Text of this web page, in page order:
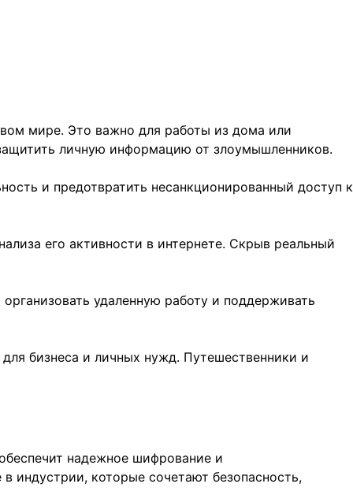
мире. Это важно для работы из дома или
личную информацию от злоумышленников.
и предотвратить несанкционированный доступ к
его активности в интернете. Скрыв реальный
удаленную работу и поддерживать
бизнеса и личных нужд. Путешественники и
надежное шифрование и
индустрии, которые сочетают безопасность,